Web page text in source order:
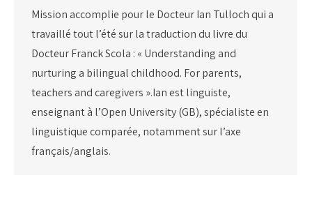
Mission accomplie pour le Docteur Ian Tulloch qui a
travaillé tout l’été sur la traduction du livre du
Docteur Franck Scola : « Understanding and
nurturing a bilingual childhood. For parents,
teachers and caregivers ».Ian est linguiste,
enseignant à l’Open University (GB), spécialiste en
linguistique comparée, notamment sur l’axe
français/anglais.